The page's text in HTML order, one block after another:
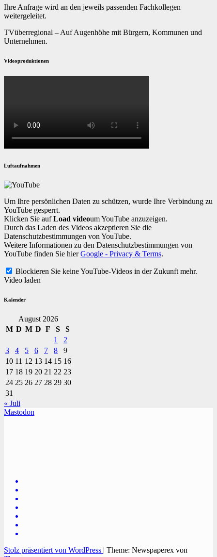
Ihre Anfrage wird an den jeweils passenden Fachkollegen
weitergeleitet.
TVüberregional – Auf Augenhöhe mit Bürgern, Kommunen und
Unternehmen.
Videoproduktionen
Luftaufnahmen
Um Ihre persönlichen Daten zu schützen, wurde Ihre Verbindung zu
YouTube gesperrt.
Klicken Sie aufLoad videoum YouTube anzuzeigen.
Durch das Laden des Videos akzeptieren Sie die
Datenschutzbestimmungen von YouTube.
Weitere Informationen zu den Datenschutzbestimmungen von
YouTube finden Sie hierGoogle - Privacy & Terms.
Blockieren Sie keine YouTube-Videos in der Zukunft mehr.
Video laden
Kalender
August 2026
M D M D F S
S
1
2
3
4 5 6 7 8
9
10 11 12 13 14 15 16
17 18 19 20 21 22 23
24 25 26 27 28 29 30
31
« Juli
Mastodon
Stolz präsentiert von WordPress | Theme: Newspaperex von